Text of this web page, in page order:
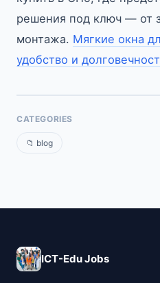
решения под ключ — от
монтажа. Мягкие окна
удобство и
CATEGORIES
📁 blog
ICT-Edu Jobs